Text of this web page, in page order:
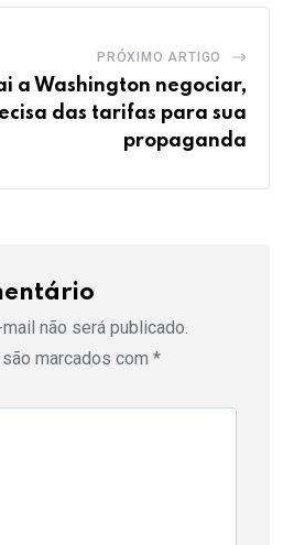
PRÓXIMO ARTIGO
a Washington negociar,
das tarifas para sua
propaganda
não será publicado.
marcados com *